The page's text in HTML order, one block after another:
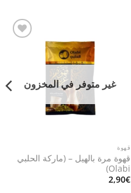
غير متوفر في المخزون
قهوة
قهوة مرة بالهيل – (ماركة الحلبي
Olabi)
2,90€